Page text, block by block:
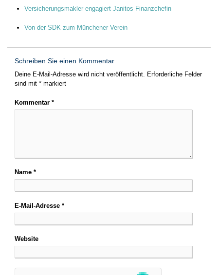
Versicherungsmakler engagiert Janitos-Finanzchefin
Von der SDK zum Münchener Verein
Schreiben Sie einen Kommentar
Deine E-Mail-Adresse wird nicht veröffentlicht. Erforderliche Felder
sind mit * markiert
Kommentar *
Name *
E-Mail-Adresse *
Website